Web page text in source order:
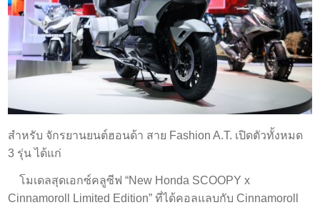
สำหรับ จักรยานยนต์ฮอนด้า สาย Fashion A.T. เปิดตัวทั้งหมด
3 รุ่น ได้แก่
โมเดลสุดเอกซ์คลูซีฟ “New Honda SCOOPY x
Cinnamoroll Limited Edition” ที่ได้คอลแลบกับ Cinnamoroll